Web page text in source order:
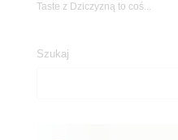
Taste z Dziczyzną to coś...
Szukaj